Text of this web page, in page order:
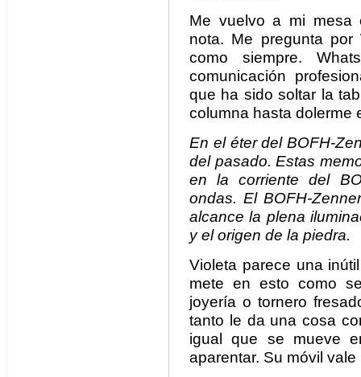
Me vuelvo a mi mesa
nota. Me pregunta
como siempre.
comunicación
que ha sido soltar la
columna hasta dolerme
En el éter del BOFH-
del pasado. Estas
en la corriente del
ondas. El BOFH-
alcance la plena
y el origen de la piedra.
Violeta parece una
mete en esto como
joyería o tornero
tanto le da una cosa
igual que se mueve
aparentar. Su móvil